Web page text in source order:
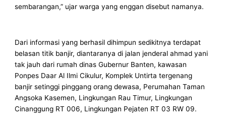
sembarangan,” ujar warga yang enggan disebut namanya.
Dari informasi yang berhasil dihimpun sedikitnya terdapat
belasan titik banjir, diantaranya di jalan jenderal ahmad yani
tak jauh dari rumah dinas Gubernur Banten, kawasan
Ponpes Daar Al Ilmi Cikulur, Komplek Untirta tergenang
banjir setinggi pinggang orang dewasa, Perumahan Taman
Angsoka Kasemen, Lingkungan Rau Timur, Lingkungan
Cinanggung RT 006, Lingkungan Pejaten RT 03 RW 09.